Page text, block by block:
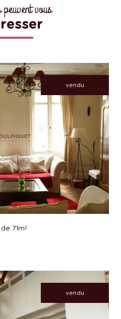
vous
vendu
le bien
71m²
vendu